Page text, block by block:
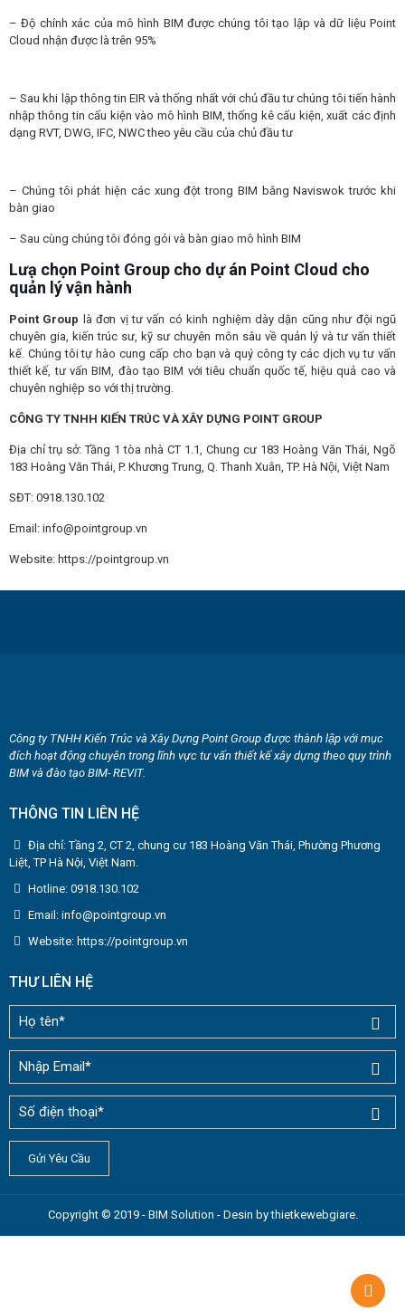
– Độ chính xác của mô hình BIM được chúng tôi tạo lập và dữ liệu Point
Cloud nhận được là trên 95%
– Sau khi lập thông tin EIR và thống nhất với chủ đầu tư chúng tôi tiến hành
nhập thông tin cấu kiện vào mô hình BIM, thống kê cấu kiện, xuất các định
dạng RVT, DWG, IFC, NWC theo yêu cầu của chủ đầu tư
– Chúng tôi phát hiện các xung đột trong BIM bằng Naviswok trước khi
bàn giao
– Sau cùng chúng tôi đóng gói và bàn giao mô hình BIM
Lưạ chọn Point Group cho dự án Point Cloud cho
quản lý vận hành
Point Group là đơn vị tư vấn có kinh nghiệm dày dặn cũng như đội ngũ
chuyên gia, kiến trúc sư, kỹ sư chuyên môn sâu về quản lý và tư vấn thiết
kế. Chúng tôi tự hào cung cấp cho bạn và quý công ty các dịch vụ tư vấn
thiết kế, tư vấn BIM, đào tạo BIM với tiêu chuẩn quốc tế, hiệu quả cao và
chuyên nghiệp so với thị trường.
CÔNG TY TNHH KIẾN TRÚC VÀ XÂY DỰNG POINT GROUP
Địa chỉ trụ sở: Tầng 1 tòa nhà CT 1.1, Chung cư 183 Hoàng Văn Thái, Ngõ
183 Hoàng Văn Thái, P. Khương Trung, Q. Thanh Xuân, TP. Hà Nội, Việt Nam
SĐT: 0918.130.102
Email: info@pointgroup.vn
Website: https://pointgroup.vn
Công ty TNHH Kiến Trúc và Xây Dựng Point Group được thành lập với mục
đích hoạt động chuyên trong lĩnh vực tư vấn thiết kế xây dựng theo quy trình
BIM và đào tạo BIM- REVIT.
THÔNG TIN LIÊN HỆ
Địa chỉ: Tầng 2, CT 2, chung cư 183 Hoàng Văn Thái, Phường Phương
Liệt, TP Hà Nội, Việt Nam.
Hotline: 0918.130.102
Email: info@pointgroup.vn
Website: https://pointgroup.vn
THƯ LIÊN HỆ
Copyright © 2019 - BIM Solution - Desin bythietkewebgiare.